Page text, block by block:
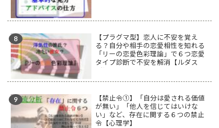
【プラグマ型】恋人に不安を覚え
る？自分や相手の恋愛相性を知れる
「リーの恋愛色彩理論」で６つ恋愛
タイプ診断で不安を解消【ルダス
【禁止令①】「自分は愛される価値
が無い」「他人を信じてはいけな
い」など、存在に関する６つの禁止
令【心理学】